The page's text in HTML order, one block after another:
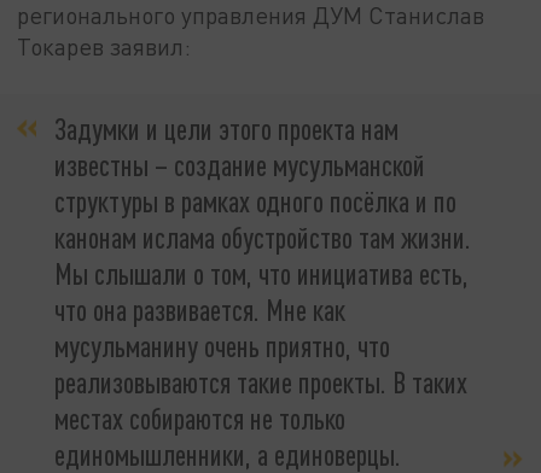
регионального управления ДУМ Станислав
Токарев заявил:
Задумки и цели этого проекта нам
известны – создание мусульманской
структуры в рамках одного посёлка и по
канонам ислама обустройство там жизни.
Мы слышали о том, что инициатива есть,
что она развивается. Мне как
мусульманину очень приятно, что
реализовываются такие проекты. В таких
местах собираются не только
единомышленники, а единоверцы.